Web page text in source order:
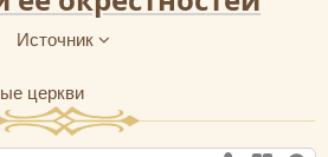
Источник
церкви